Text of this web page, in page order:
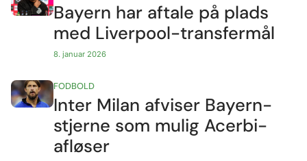
Bayern har aftale på plads
med Liverpool-transfermål
8. januar 2026
Inter Milan afviser Bayern-
stjerne som mulig Acerbi-
afløser
FODBOLD